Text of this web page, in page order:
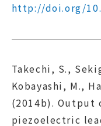
http://doi.org/
Takechi, S.,
Kobayashi, M.,
(2014b). Output
piezoelectric